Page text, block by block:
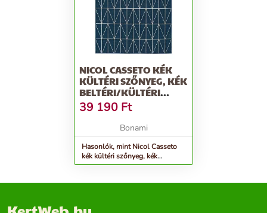
NICOL CASSETO KÉK
KÜLTÉRI SZŐNYEG, KÉK
BELTÉRI/KÜLTÉRI
SZŐNYEG, 160 X 230 CM
- UNIVERSAL
39 190 Ft
Bonami
Hasonlók, mint Nicol Casseto
kék kültéri szőnyeg, kék
beltéri/kültéri szőnyeg, 160 x